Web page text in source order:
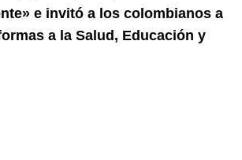
e invitó a los colombianos a
a la Salud, Educación y